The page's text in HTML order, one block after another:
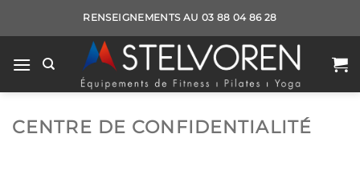
RENSEIGNEMENTS AU 03 88 04 86 28
CENTRE DE CONFIDENTIALITÉ